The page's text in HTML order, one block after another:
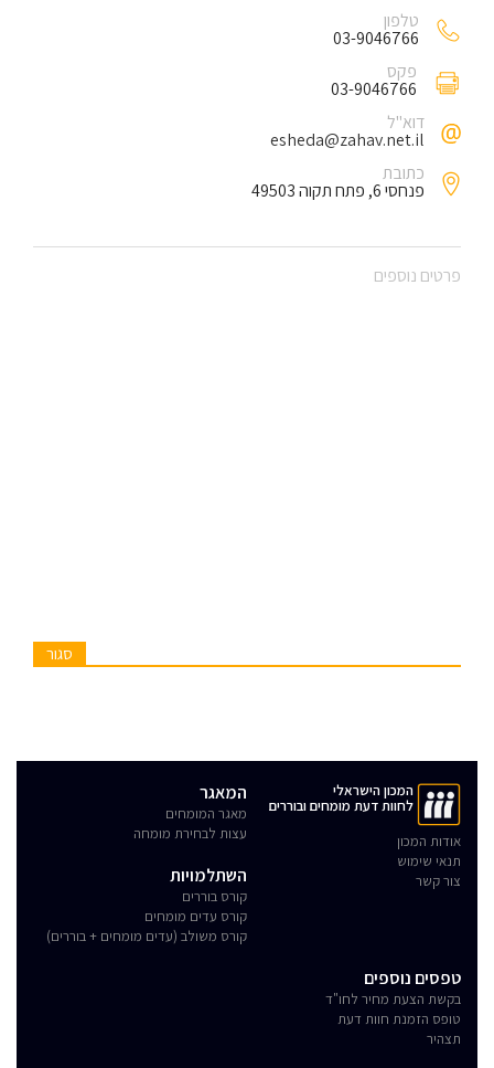
טלפון
03-9046766
פקס
03-9046766
דוא"ל
esheda@zahav.net.il
כתובת
פנחסי 6, פתח תקוה 49503
פרטים נוספים
סגור
המכון הישראלי
לחוות דעת מומחים ובוררים
אודות המכון
תנאי שימוש
צור קשר
המאגר
מאגר המומחים
עצות לבחירת מומחה
השתלמויות
קורס בוררים
קורס עדים מומחים
קורס משולב (עדים מומחים + בוררים)
טפסים נוספים
בקשת הצעת מחיר לחו"ד
טופס הזמנת חוות דעת
תצהיר